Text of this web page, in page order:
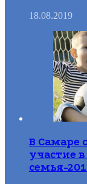
18.08.2019
В Самаре
участие
семья-